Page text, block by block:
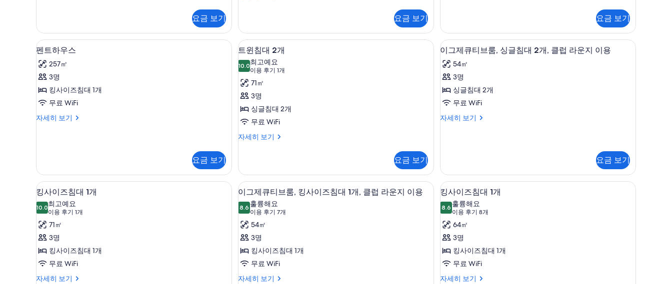
진
모
두
보
기
대
개
자
세
히
기
요금 보기
킹
사
이
즈
침
대
1
개,
클
운
지
이
용
사
진
모
두
보
티
브
스
트,
사
이
침
대
개,
운
지
이
용
자
세
히
보
기
요금 보기
기
세
히
보
기
요금 보기
펜
트
하
우
스
진
기
펜트하우스 | 고급 침구, 셀렉트 컴포트 침대, 미니바, 객실 내 금고
5
펜트하우스
257㎡
3명
킹사이즈침대 1개
무료 WiFi
자세히 보기
펜
세
히
보
기
요금 보기
트
윈
침
대
2
개
사
진
보
기
고급 침구, 셀렉트 컴포트 침대, 미니바, 객실 내 금고
4
트윈침대 2개
10.010.0점 만점 중 10점
최고예요
이용 후기 1개
(이
용
후
기
개)
71㎡
3명
싱글침대 2개
무료 WiFi
자세히 보기
트
2
개
자
세
히
기
요금 보기
이
그
제
큐
티
룸,
대
2
개,
클
럽
라
운
지
이
고급 침구, 셀렉트 컴포트 침대, 미니바, 객실 내
5
이그제큐티브룸, 싱글침대 2개, 클럽 라운지 이용
54㎡
3명
싱글침대 2개
무료 WiFi
자세히 보기
이
룸,
싱
글
침
대
2
개,
클
럽
라
운
이
요금 보기
킹
사
이
즈
침
대
1
개
고급 침구, 셀렉트 컴포트 침대, 미니바, 객실 내 금고
4
킹사이즈침대 1개
10.010.0점 만점 중 10점
최고예요
이용 후기 1개
(이
용
후
기
개)
71㎡
3명
킹사이즈침대 1개
무료 WiFi
자세히 보기
킹
이
그
제
큐
티
브
룸,
킹
고급 침구, 셀렉트 컴포트 침대, 미니바, 객실 내 금고
6
이그제큐티브룸, 킹사이즈침대 1개, 클럽 라운지 이용
8.68.6점 만점 중 10점
훌륭해요
이용 후기 7개
(이
용
후
기
7
개)
54㎡
3명
킹사이즈침대 1개
무료 WiFi
자세히 보기
이
킹
사
이
즈
침
대
1
개
고급 침구, 셀렉트 컴포트 침대, 미니바, 객실 내
5
킹사이즈침대 1개
8.68.6점 만점 중 10점
훌륭해요
이용 후기 8개
(이
용
후
기
8
개)
64㎡
3명
킹사이즈침대 1개
무료 WiFi
자세히 보기
킹